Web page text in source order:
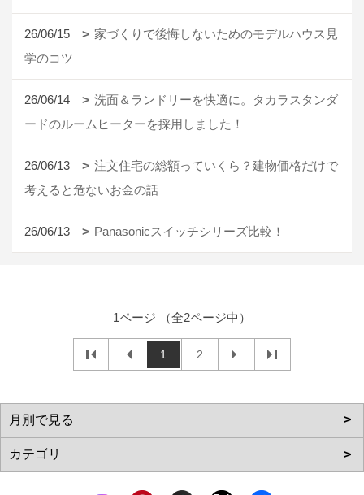
26/06/15
家づくりで後悔しないためのモデルハウス見
学のコツ
26/06/14
洗面＆ランドリーを快適に。タカラスタンダ
ードのルームヒーターを採用しました！
26/06/13
注文住宅の総額っていくら？建物価格だけで
考えると危ないお金の話
26/06/13 Panasonicスイッチシリーズ比較！
1ページ （全2ページ中）
1 2